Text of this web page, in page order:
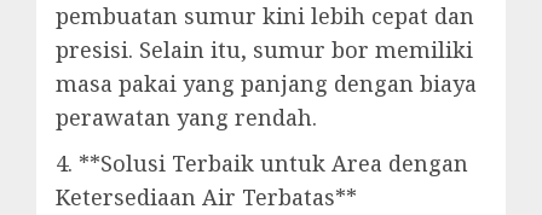
pembuatan sumur kini lebih cepat dan
presisi. Selain itu, sumur bor memiliki
masa pakai yang panjang dengan biaya
perawatan yang rendah.
4. **Solusi Terbaik untuk Area dengan
Ketersediaan Air Terbatas**